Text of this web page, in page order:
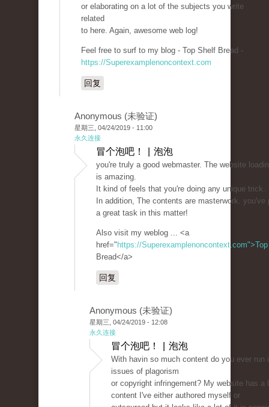
or elaborating on a lot of the subjects you write
related
to here. Again, awesome web log!
Feel free to surf to my blog - Top Shelf Bread -
https://Superexamplenoncontext.com
回复
Anonymous (未验证)
星期三, 04/24/2019 - 11:00
永久连接
冒个泡吧！ | 泡泡
you're truly a good webmaster. The website
is amazing.
It kind of feels that you're doing any unique trick.
In addition, The contents are masterwork. you've
a great task in this matter!
Also visit my weblog ... <a
href=" https://Superexamplenoncontext.com">Top
Bread</a>
回复
Anonymous (未验证)
星期三, 04/24/2019 - 12:08
永久连接
冒个泡吧！ | 泡泡
With havin so much content do you ever run
issues of plagorism
or copyright infringement? My website has a
content I've either authored myself or